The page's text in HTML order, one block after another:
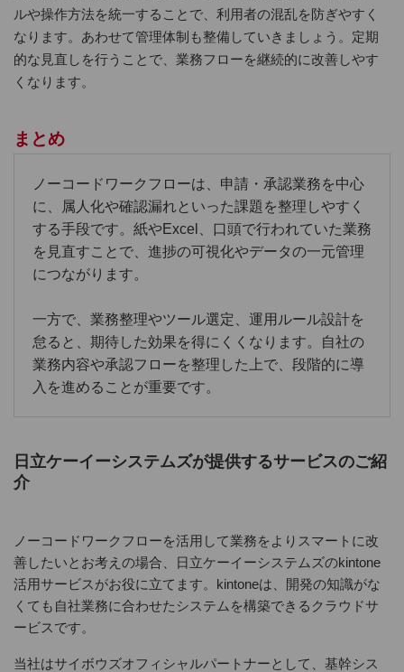
ルや操作方法を統一することで、利用者の混乱を防ぎやすく
なります。あわせて管理体制も整備していきましょう。定期
的な見直しを行うことで、業務フローを継続的に改善しやす
くなります。
まとめ
ノーコードワークフローは、申請・承認業務を中心
に、属人化や確認漏れといった課題を整理しやすく
する手段です。紙やExcel、口頭で行われていた業務
を見直すことで、進捗の可視化やデータの一元管理
につながります。
一方で、業務整理やツール選定、運用ルール設計を
怠ると、期待した効果を得にくくなります。自社の
業務内容や承認フローを整理した上で、段階的に導
入を進めることが重要です。
日立ケーイーシステムズが提供するサービスのご紹
介
ノーコードワークフローを活用して業務をよりスマートに改
善したいとお考えの場合、日立ケーイーシステムズのkintone
活用サービスがお役に立てます。kintoneは、開発の知識がな
くても自社業務に合わせたシステムを構築できるクラウドサ
ービスです。
当社はサイボウズオフィシャルパートナーとして、基幹シス